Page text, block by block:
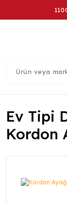
Ev Tipi
Kordon